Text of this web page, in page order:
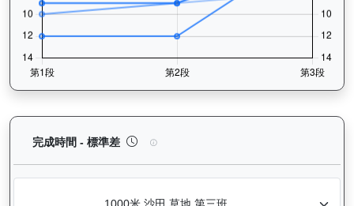
完成時間 - 標準差 價值傳承（L170）— 完成時間標準差